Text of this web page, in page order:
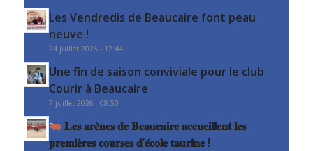
Les Vendredis de Beaucaire font peau
neuve !
24 juillet 2026 - 12:44
Une fin de saison conviviale pour le club
Courir à Beaucaire
7 juillet 2026 - 08:50
𝐋𝐞𝐬 𝐚𝐫𝐞̀𝐧𝐞𝐬 𝐝𝐞 𝐁𝐞𝐚𝐮𝐜𝐚𝐢𝐫𝐞 𝐚𝐜𝐜𝐮𝐞𝐢𝐥𝐥𝐞𝐧𝐭 𝐥𝐞𝐬
𝐩𝐫𝐞𝐦𝐢𝐞̀𝐫𝐞𝐬 𝐜𝐨𝐮𝐫𝐬𝐞𝐬 𝐝’𝐞́𝐜𝐨𝐥𝐞 𝐭𝐚𝐮𝐫𝐢𝐧𝐞 !